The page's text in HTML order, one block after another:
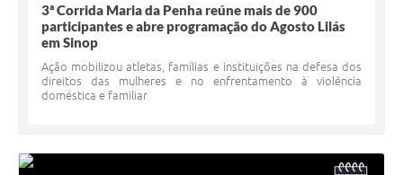
3ª Corrida Maria da Penha reúne mais de 900
participantes e abre programação do Agosto Lilás
em Sinop
Ação mobilizou atletas, famílias e instituições na defesa dos
direitos das mulheres e no enfrentamento à violência
doméstica e familiar